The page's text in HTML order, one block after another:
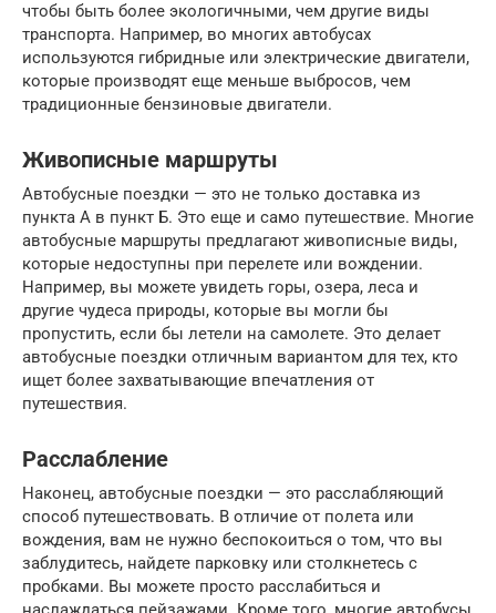
чтобы быть более экологичными, чем другие виды
транспорта. Например, во многих автобусах
используются гибридные или электрические двигатели,
которые производят еще меньше выбросов, чем
традиционные бензиновые двигатели.
Живописные маршруты
Автобусные поездки — это не только доставка из
пункта А в пункт Б. Это еще и само путешествие. Многие
автобусные маршруты предлагают живописные виды,
которые недоступны при перелете или вождении.
Например, вы можете увидеть горы, озера, леса и
другие чудеса природы, которые вы могли бы
пропустить, если бы летели на самолете. Это делает
автобусные поездки отличным вариантом для тех, кто
ищет более захватывающие впечатления от
путешествия.
Расслабление
Наконец, автобусные поездки — это расслабляющий
способ путешествовать. В отличие от полета или
вождения, вам не нужно беспокоиться о том, что вы
заблудитесь, найдете парковку или столкнетесь с
пробками. Вы можете просто расслабиться и